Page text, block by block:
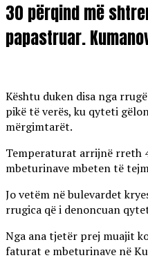
30 përqind më
papastruar.
Kështu duken disa nga
pikë të verës, ku qyteti
mërgimtarët.
Temperaturat arrijnë rreth
mbeturinave mbeten të
Jo vetëm në bulevardet
rrugica që i denoncuan
Nga ana tjetër prej muajit
faturat e mbeturinave në